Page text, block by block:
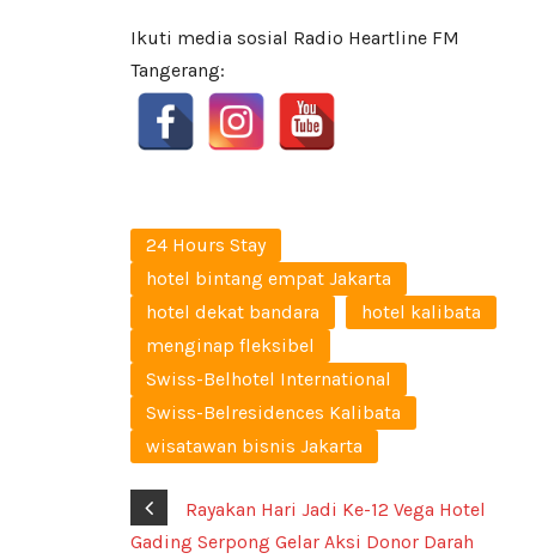
Ikuti media sosial Radio Heartline FM
Tangerang:
24 Hours Stay
hotel bintang empat Jakarta
hotel dekat bandara
hotel kalibata
menginap fleksibel
Swiss-Belhotel International
Swiss-Belresidences Kalibata
wisatawan bisnis Jakarta
Rayakan Hari Jadi Ke-12 Vega Hotel
Gading Serpong Gelar Aksi Donor Darah